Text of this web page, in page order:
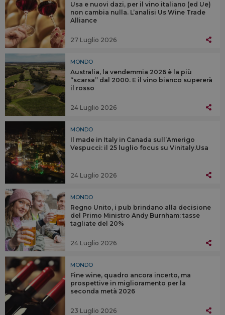
Usa e nuovi dazi, per il vino italiano (ed Ue)
non cambia nulla. L’analisi Us Wine Trade
Alliance
27 Luglio 2026
MONDO
Australia, la vendemmia 2026 è la più
“scarsa” dal 2000. E il vino bianco supererà
il rosso
24 Luglio 2026
MONDO
Il made in Italy in Canada sull’Amerigo
Vespucci: il 25 luglio focus su Vinitaly.Usa
24 Luglio 2026
MONDO
Regno Unito, i pub brindano alla decisione
del Primo Ministro Andy Burnham: tasse
tagliate del 20%
24 Luglio 2026
MONDO
Fine wine, quadro ancora incerto, ma
prospettive in miglioramento per la
seconda metà 2026
23 Luglio 2026